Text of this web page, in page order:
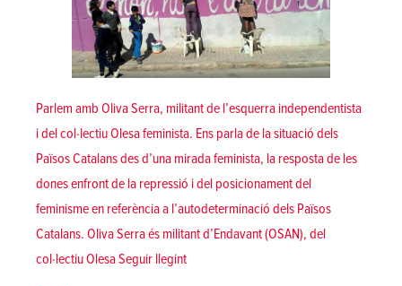
Parlem amb Oliva Serra, militant de l’esquerra independentista
i del col·lectiu Olesa feminista. Ens parla de la situació dels
Països Catalans des d’una mirada feminista, la resposta de les
dones enfront de la repressió i del posicionament del
feminisme en referència a l’autodeterminació dels Països
Catalans. Oliva Serra és militant d’Endavant (OSAN), del
col·lectiu OlesaSeguir llegint««El feminisme ha de lluitar contra